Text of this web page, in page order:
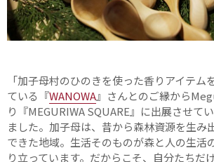
「加子母村のひのきを使った香りアイテム
ている『WANOWA』さんとのご縁から
り『MEGURIWA SQUARE』に出展させて
ました。加子母は、昔から森林資源を生み
できた地域。生活そのものが森と人の生活
り立っています。だからこそ、自分たちだ